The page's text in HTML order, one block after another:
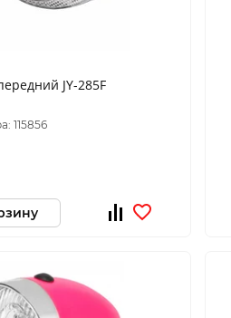
JY-285F
115856